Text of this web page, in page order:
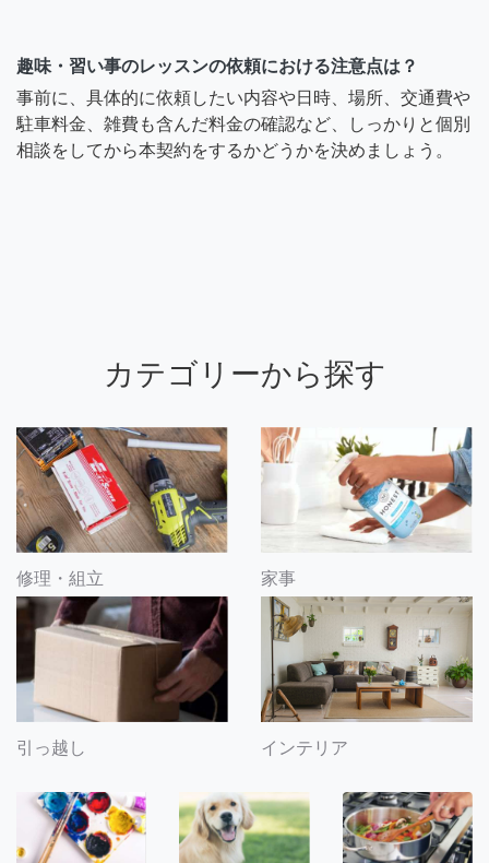
趣味・習い事のレッスンの依頼における注意点は？
事前に、具体的に依頼したい内容や日時、場所、交通費や
駐車料金、雑費も含んだ料金の確認など、しっかりと個別
相談をしてから本契約をするかどうかを決めましょう。
カテゴリーから探す
修理・組立 家事
引っ越し インテリア